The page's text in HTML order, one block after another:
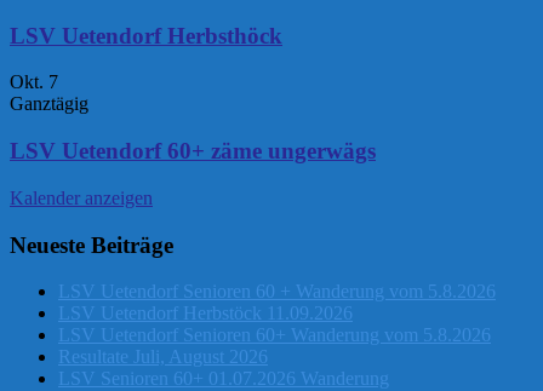
LSV Uetendorf Herbsthöck
Okt. 7
Ganztägig
LSV Uetendorf 60+ zäme ungerwägs
Kalender anzeigen
Neueste Beiträge
LSV Uetendorf Senioren 60 + Wanderung vom 5.8.2026
LSV Uetendorf Herbstöck 11.09.2026
LSV Uetendorf Senioren 60+ Wanderung vom 5.8.2026
Resultate Juli, August 2026
LSV Senioren 60+ 01.07.2026 Wanderung